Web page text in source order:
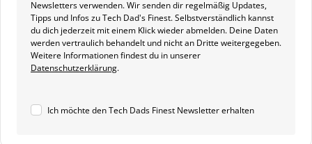
Newsletters verwenden. Wir senden dir regelmäßig Updates,
Tipps und Infos zu Tech Dad's Finest. Selbstverständlich kannst
du dich jederzeit mit einem Klick wieder abmelden. Deine Daten
werden vertraulich behandelt und nicht an Dritte weitergegeben.
Weitere Informationen findest du in unserer
Datenschutzerklärung.
Ich möchte den Tech Dads Finest Newsletter erhalten